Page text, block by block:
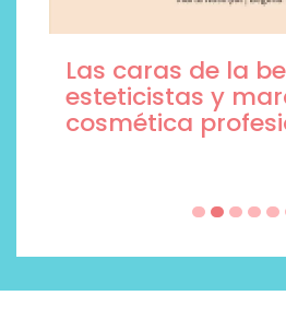
Las caras de la
esteticistas y
cosmética